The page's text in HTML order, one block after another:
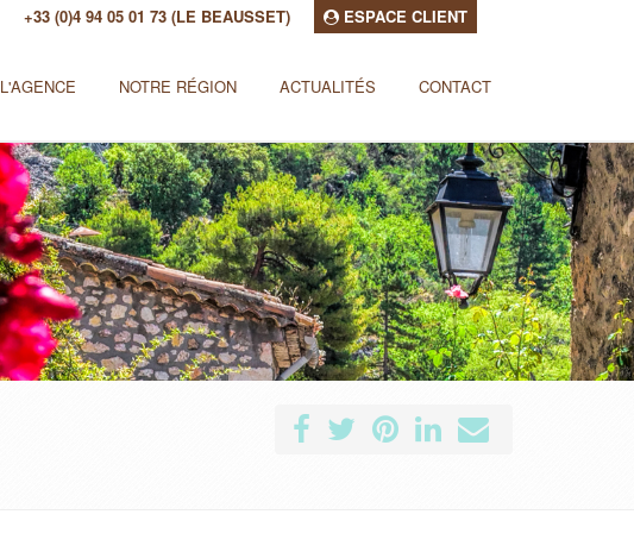
+33 (0)4 94 05 01 73 (LE BEAUSSET) ESPACE CLIENT
L'AGENCE NOTRE RÉGION ACTUALITÉS CONTACT